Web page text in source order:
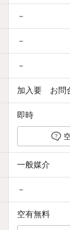
－
－
－
加入要 お問
即時
一般媒介
－
空有無料